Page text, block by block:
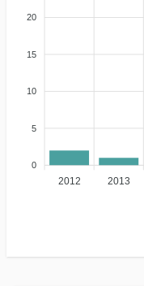
20
15
10
5
0
2012 2013